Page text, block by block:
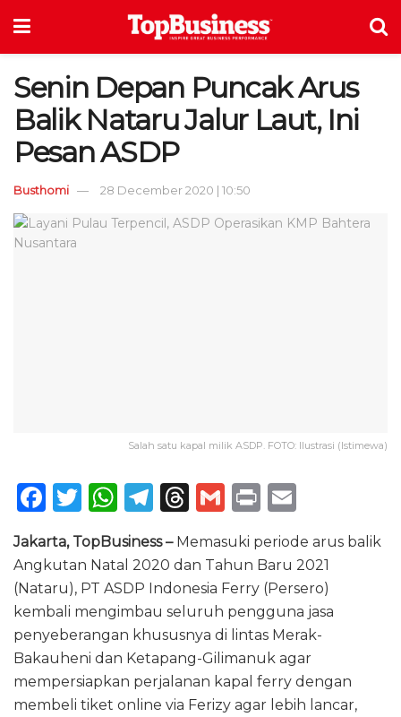
Senin Depan Puncak Arus
Balik Nataru Jalur Laut, Ini
Pesan ASDP
Busthomi 28 December 2020 | 10:50
Salah satu kapal milik ASDP. FOTO: Ilustrasi (Istimewa)
F
c
e
b
o
o
k
T
w
it
te
r
W
h
a
ts
A
p
p
T
e
g
ra
m
T
re
a
d
s
G
m
ai
l
P
ri
n
t
m
ai
l
Jakarta, TopBusiness –Memasuki periode arus balik
Angkutan Natal 2020 dan Tahun Baru 2021
(Nataru), PT ASDP Indonesia Ferry (Persero)
kembali mengimbau seluruh pengguna jasa
penyeberangan khususnya di lintas Merak-
Bakauheni dan Ketapang-Gilimanuk agar
mempersiapkan perjalanan kapal ferry dengan
membeli tiket online via Ferizy agar lebih lancar,